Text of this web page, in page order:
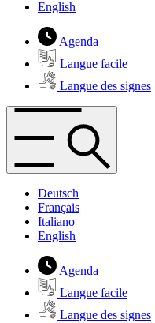
English
Agenda
Langue facile
Langue des signes
Deutsch
Français
Italiano
English
Agenda
Langue facile
Langue des signes